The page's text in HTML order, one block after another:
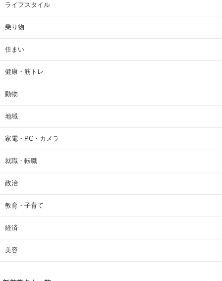
ライフスタイル
乗り物
住まい
健康・筋トレ
動物
地域
家電・PC・カメラ
就職・転職
政治
教育・子育て
経済
美容